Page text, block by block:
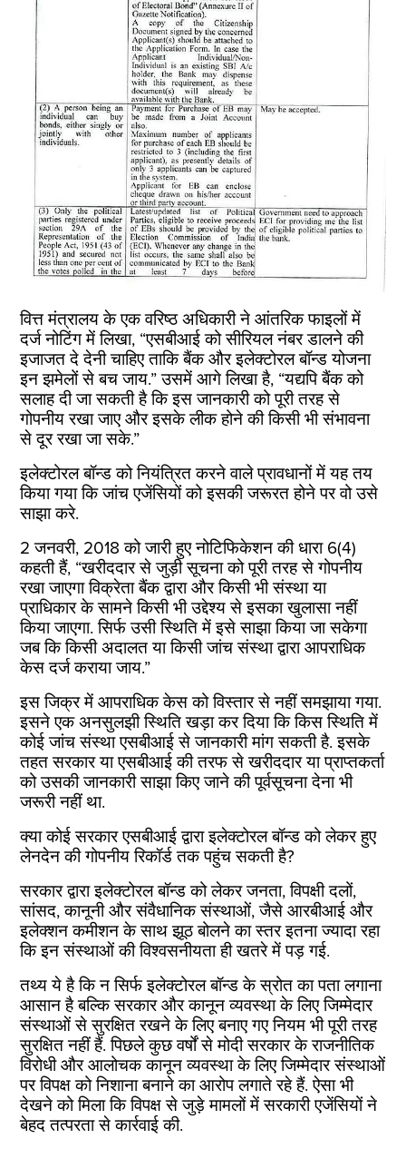
वित्त मंत्रालय के एक वरिष्ठ अधिकारी ने आंतरिक फाइलों में
दर्ज नोटिंग में लिखा, “एसबीआई को सीरियल नंबर डालने की
इजाजत दे देनी चाहिए ताकि बैंक और इलेक्टोरल बॉन्ड योजना
इन झमेलों से बच जाय.” उसमें आगे लिखा है, “यद्यपि बैंक को
सलाह दी जा सकती है कि इस जानकारी को पूरी तरह से
गोपनीय रखा जाए और इसके लीक होने की किसी भी संभावना
से दूर रखा जा सके.”
इलेक्टोरल बॉन्ड को नियंत्रित करने वाले प्रावधानों में यह तय
किया गया कि जांच एजेंसियों को इसकी जरूरत होने पर वो उसे
साझा करे.
2 जनवरी, 2018 को जारी हुए नोटिफिकेशन की धारा 6(4)
कहती हैं, “खरीददार से जुड़ी सूचना को पूरी तरह से गोपनीय
रखा जाएगा विक्रेता बैंक द्वारा और किसी भी संस्था या
प्राधिकार के सामने किसी भी उद्देश्य से इसका खुलासा नहीं
किया जाएगा. सिर्फ उसी स्थिति में इसे साझा किया जा सकेगा
जब कि किसी अदालत या किसी जांच संस्था द्वारा आपराधिक
केस दर्ज कराया जाय.”
इस जिक्र में आपराधिक केस को विस्तार से नहीं समझाया गया.
इसने एक अनसुलझी स्थिति खड़ा कर दिया कि किस स्थिति में
कोई जांच संस्था एसबीआई से जानकारी मांग सकती है. इसके
तहत सरकार या एसबीआई की तरफ से खरीददार या प्राप्तकर्ता
को उसकी जानकारी साझा किए जाने की पूर्वसूचना देना भी
जरूरी नहीं था.
क्या कोई सरकार एसबीआई द्वारा इलेक्टोरल बॉन्ड को लेकर हुए
लेनदेन की गोपनीय रिकॉर्ड तक पहुंच सकती है?
सरकार द्वारा इलेक्टोरल बॉन्ड को लेकर जनता, विपक्षी दलों,
सांसद, कानूनी और संवैधानिक संस्थाओं, जैसे आरबीआई और
इलेक्शन कमीशन के साथ झूठ बोलने का स्तर इतना ज्यादा रहा
कि इन संस्थाओं की विश्वसनीयता ही खतरे में पड़ गई.
तथ्य ये है कि न सिर्फ इलेक्टोरल बॉन्ड के स्रोत का पता लगाना
आसान है बल्कि सरकार और कानून व्यवस्था के लिए जिम्मेदार
संस्थाओं से सुरक्षित रखने के लिए बनाए गए नियम भी पूरी तरह
सुरक्षित नहीं हैं. पिछले कुछ वर्षों से मोदी सरकार के राजनीतिक
विरोधी और आलोचक कानून व्यवस्था के लिए जिम्मेदार संस्थाओं
पर विपक्ष को निशाना बनाने का आरोप लगाते रहे हैं. ऐसा भी
देखने को मिला कि विपक्ष से जुड़े मामलों में सरकारी एजेंसियों ने
बेहद तत्परता से कार्रवाई की.